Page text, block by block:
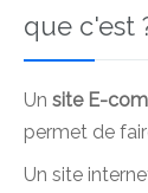
que c'est
Un site E-
permet de
Un site